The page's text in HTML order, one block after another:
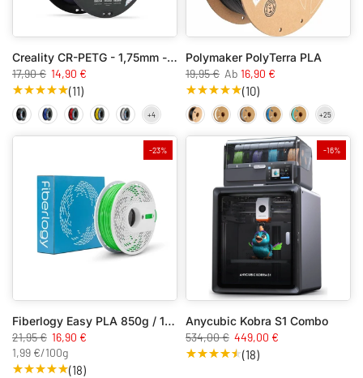
Creality CR-PETG - 1,75mm - 1kg
17,90 € 14,90 €
(11)
Polymaker PolyTerra PLA
19,95 € Ab 16,90 €
(10)
-23%
Fiberlogy Easy PLA 850g / 1.75mm
21,95 € 16,90 €
1,99 €/100g
(18)
-16%
Anycubic Kobra S1 Combo
534,00 € 449,00 €
(18)